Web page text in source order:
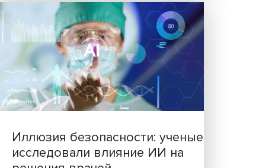
как
Новые инвестиции:
семей становится частью
бизнес-стратегий